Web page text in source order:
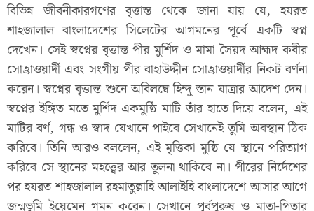
বিভিন্ন জীবনীকারগণের বৃত্তান্ত থেকে জানা যায় যে, হযরত
শাহজালাল বাংলাদেশের সিলেটের আগমনের পূর্বে একটি স্বপ্ন
দেখেন। সেই স্বপ্নের বৃত্তান্ত পীর মুর্শিদ ও মামা সৈয়দ আহ্মদ কবীর
সোহ্রাওয়ার্দী এবং সংগীয় পীর বাহাউদ্দীন সোহ্রাওয়ার্দীর নিকট বর্ণনা
করেন। স্বপ্নের বৃত্তান্ত শুনে অবিলম্বে হিন্দু স্তান যাত্রার আদেশ দেন।
স্বপ্নের ইঙ্গিত মতে মুর্শিদ একমুষ্ঠি মাটি তাঁর হাতে দিয়ে বলেন, এই
মাটির বর্ণ, গন্ধ ও স্বাদ যেখানে পাইবে সেখানেই তুমি অবস্থান ঠিক
করিবে। তিনি আরও বললেন, এই মৃত্তিকা মুষ্ঠি যে স্থানে পরিত্যাগ
করিবে সে স্থানের মহত্ত্বের আর তুলনা থাকিবে না। পীরের নির্দেশের
পর হযরত শাহজালাল রহমাতুল্লাহি আলাইহি বাংলাদেশে আসার আগে
জন্মভূমি ইয়েমেন গমন করেন। সেখানে পূর্বপুরুষ ও মাতা-পিতার